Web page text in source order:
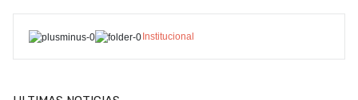
Institucional